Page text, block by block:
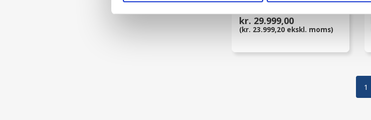
Løbebånd T90
kr. 29.999,00
(kr. 23.999,20 ekskl. moms)
1